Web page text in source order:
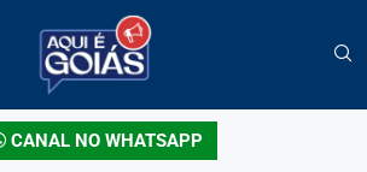
CANAL NO WHATSAPP